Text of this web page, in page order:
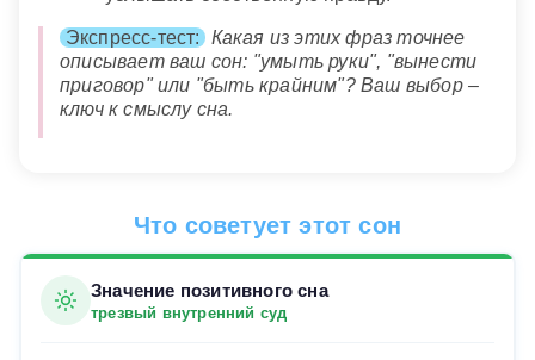
Экспресс-тест:
Какая из этих фраз точнее
описывает ваш сон: "умыть руки", "вынести
приговор" или "быть крайним"? Ваш выбор –
ключ к смыслу сна.
Что советует этот сон
Значение позитивного сна
трезвый внутренний суд